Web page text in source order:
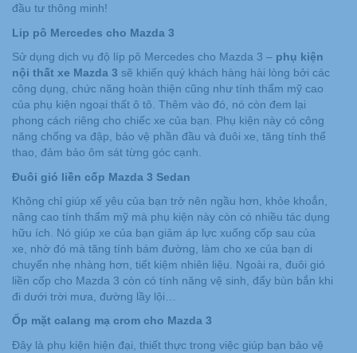
đầu tư thông minh!
Lip pô Mercedes cho Mazda 3
Sử dụng dịch vụ độ líp pô Mercedes cho Mazda 3 – phụ kiện
nội thất xe Mazda 3 sẽ khiến quý khách hàng hài lòng bởi các
công dụng, chức năng hoàn thiện cũng như tính thẩm mỹ cao
của phụ kiện ngoại thất ô tô. Thêm vào đó, nó còn đem lại
phong cách riêng cho chiếc xe của bạn. Phụ kiện này có công
năng chống va đập, bảo vệ phần đầu và đuôi xe, tăng tính thể
thao, đảm bảo ôm sát từng góc cạnh.
Đuôi gió liền cốp Mazda 3 Sedan
Không chỉ giúp xế yêu của bạn trở nên ngầu hơn, khỏe khoắn,
nâng cao tính thẩm mỹ mà phụ kiện này còn có nhiều tác dụng
hữu ích. Nó giúp xe của bạn giảm áp lực xuống cốp sau của
xe, nhờ đó mà tăng tính bám đường, làm cho xe của bạn di
chuyển nhẹ nhàng hơn, tiết kiệm nhiên liệu. Ngoài ra, đuôi gió
liền cốp cho Mazda 3 còn có tính năng vệ sinh, đẩy bùn bắn khi
đi dưới trời mưa, đường lầy lội…
Ốp mặt calang mạ crom cho Mazda 3
Đây là phụ kiện hiện đại, thiết thực trong việc giúp bạn bảo vệ